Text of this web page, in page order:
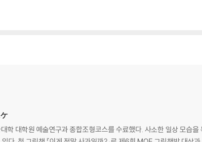
학 대학원 예술연구과 종합조형코스를 수료했다. 사소한 일상 모습